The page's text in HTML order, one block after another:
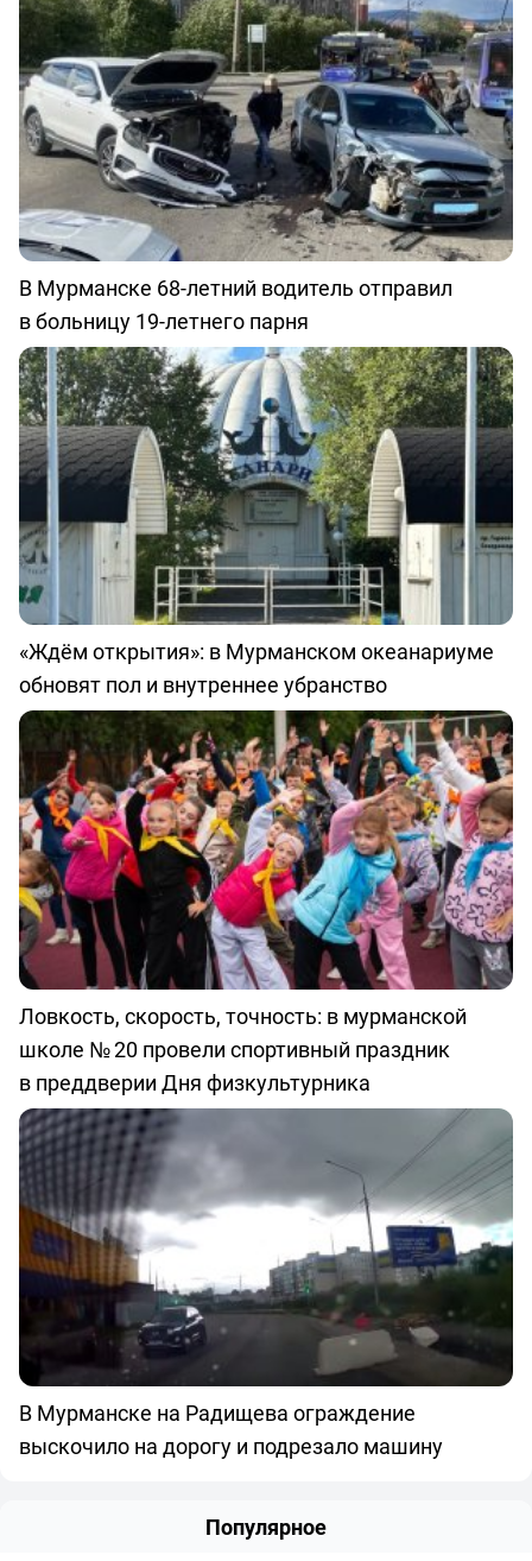
В Мурманске 68-летний водитель отправил
в больницу 19-летнего парня
«Ждём открытия»: в Мурманском океанариуме
обновят пол и внутреннее убранство
Ловкость, скорость, точность: в мурманской
школе № 20 провели спортивный праздник
в преддверии Дня физкультурника
В Мурманске на Радищева ограждение
выскочило на дорогу и подрезало машину
Популярное